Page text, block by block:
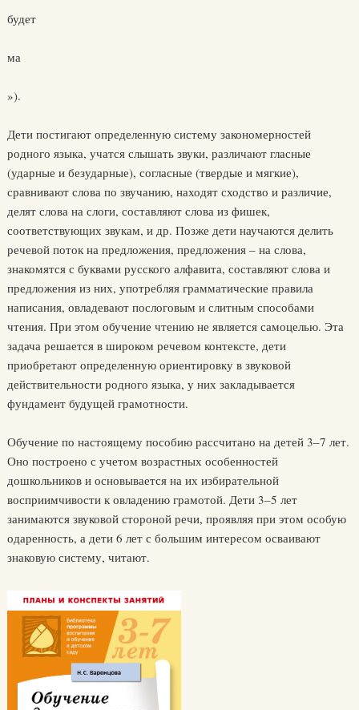
будет
ма
»).
Дети постигают определенную систему закономерностей
родного языка, учатся слышать звуки, различают гласные
(ударные и безударные), согласные (твердые и мягкие),
сравнивают слова по звучанию, находят сходство и различие,
делят слова на слоги, составляют слова из фишек,
соответствующих звукам, и др. Позже дети научаются делить
речевой поток на предложения, предложения – на слова,
знакомятся с буквами русского алфавита, составляют слова и
предложения из них, употребляя грамматические правила
написания, овладевают послоговым и слитным способами
чтения. При этом обучение чтению не является самоцелью. Эта
задача решается в широком речевом контексте, дети
приобретают определенную ориентировку в звуковой
действительности родного языка, у них закладывается
фундамент будущей грамотности.
Обучение по настоящему пособию рассчитано на детей 3–7 лет.
Оно построено с учетом возрастных особенностей
дошкольников и основывается на их избирательной
восприимчивости к овладению грамотой. Дети 3–5 лет
занимаются звуковой стороной речи, проявляя при этом особую
одаренность, а дети 6 лет с большим интересом осваивают
знаковую систему, читают.